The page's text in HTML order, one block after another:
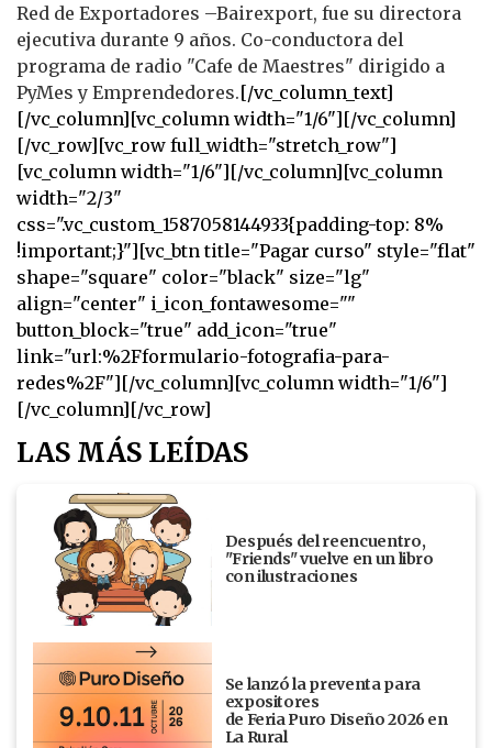
Red de Exportadores –Bairexport, fue su directora
ejecutiva durante 9 años. Co-conductora del
programa de radio "Cafe de Maestres" dirigido a
PyMes y Emprendedores.[/vc_column_text]
[/vc_column][vc_column width="1/6"][/vc_column]
[/vc_row][vc_row full_width="stretch_row"]
[vc_column width="1/6"][/vc_column][vc_column
width="2/3"
css=".vc_custom_1587058144933{padding-top: 8%
!important;}"][vc_btn title="Pagar curso" style="flat"
shape="square" color="black" size="lg"
align="center" i_icon_fontawesome=""
button_block="true" add_icon="true"
link="url:%2Fformulario-fotografia-para-
redes%2F"][/vc_column][vc_column width="1/6"]
[/vc_column][/vc_row]
LAS MÁS LEÍDAS
Después del reencuentro,
"Friends" vuelve en un libro
con ilustraciones
Se lanzó la preventa para
expositores
de Feria Puro Diseño 2026 en
La Rural